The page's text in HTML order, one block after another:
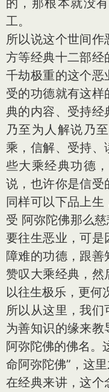
的，那根本就没
工。
所以说这个世间
方等经典十二部经
千劫极重的这个恶
受的功德就有这
典的内容、受持经
乃至为人解说乃
乘，信解、受持
些大乘经典功德
说，也许你是信受
同样可以下品上
受 阿弥陀佛那么
要往生恶业，可是
障难的功德，跟
赞叹大乘经典，然
以往生极乐，更何
所以从这里，我
为善知识的缘来
阿弥陀佛的佛名。
命阿弥陀佛”，这
在经典来讲，这个